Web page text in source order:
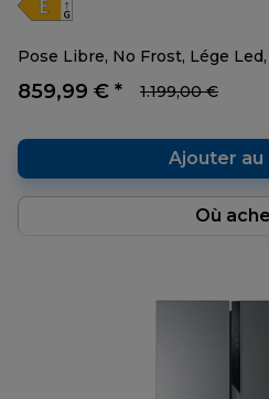
Pose Libre, No Frost, Lége
859,99 € * 1.199,00 €
Ajouter au
Où